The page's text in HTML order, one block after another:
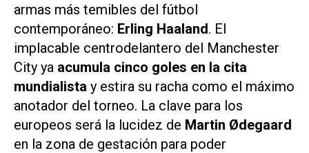
armas más temibles del fútbol
contemporáneo: Erling Haaland. El
implacable centrodelantero del Manchester
City ya acumula cinco goles en la cita
mundialista y estira su racha como el máximo
anotador del torneo. La clave para los
europeos será la lucidez de Martin Ødegaard
en la zona de gestación para poder